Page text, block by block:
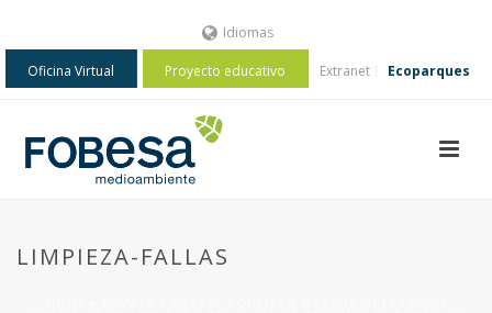
Idiomas
Oficina Virtual Proyecto educativo Extranet Ecoparques
LIMPIEZA-FALLAS